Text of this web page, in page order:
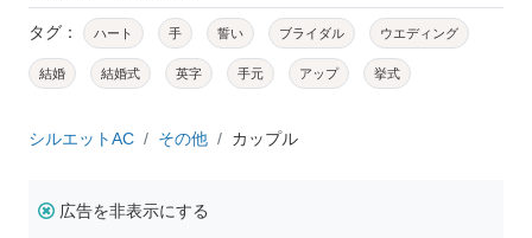
タグ： ハート 手 誓い ブライダル ウエディング
結婚 結婚式 英字 手元 アップ 挙式
シルエットAC その他 カップル
広告を非表示にする